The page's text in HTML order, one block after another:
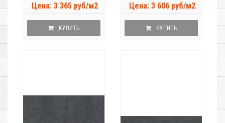
Цена: 3 365 руб/м2
КУПИТЬ
Цена: 3 606 руб/м2
КУПИТЬ